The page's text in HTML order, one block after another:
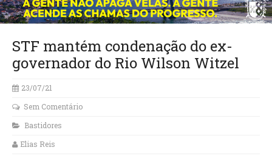
STF mantém condenação do ex-
governador do Rio Wilson Witzel
23/07/21
Sem Comentário
Bastidores
Elias Reis